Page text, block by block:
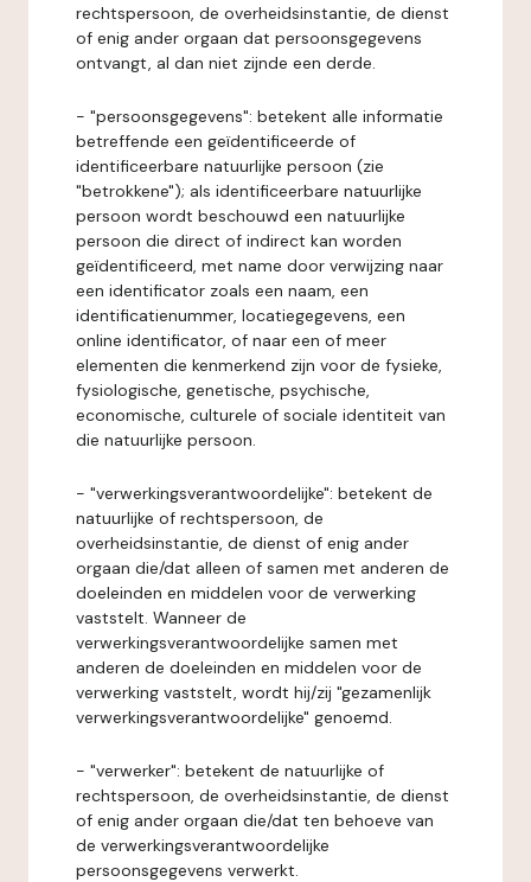
rechtspersoon, de overheidsinstantie, de dienst
of enig ander orgaan dat persoonsgegevens
ontvangt, al dan niet zijnde een derde.
- "persoonsgegevens": betekent alle informatie
betreffende een geïdentificeerde of
identificeerbare natuurlijke persoon (zie
"betrokkene"); als identificeerbare natuurlijke
persoon wordt beschouwd een natuurlijke
persoon die direct of indirect kan worden
geïdentificeerd, met name door verwijzing naar
een identificator zoals een naam, een
identificatienummer, locatiegegevens, een
online identificator, of naar een of meer
elementen die kenmerkend zijn voor de fysieke,
fysiologische, genetische, psychische,
economische, culturele of sociale identiteit van
die natuurlijke persoon.
- "verwerkingsverantwoordelijke": betekent de
natuurlijke of rechtspersoon, de
overheidsinstantie, de dienst of enig ander
orgaan die/dat alleen of samen met anderen de
doeleinden en middelen voor de verwerking
vaststelt. Wanneer de
verwerkingsverantwoordelijke samen met
anderen de doeleinden en middelen voor de
verwerking vaststelt, wordt hij/zij "gezamenlijk
verwerkingsverantwoordelijke" genoemd.
- "verwerker": betekent de natuurlijke of
rechtspersoon, de overheidsinstantie, de dienst
of enig ander orgaan die/dat ten behoeve van
de verwerkingsverantwoordelijke
persoonsgegevens verwerkt.